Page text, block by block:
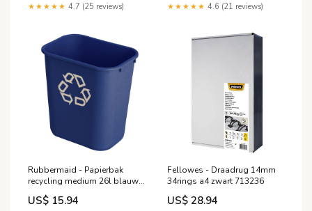
★★★★★ 4.7 (25 reviews) ★★★★★ 4.6 (21 reviews)
Rubbermaid - Papierbak
recycling medium 26l blauw
511118
US$ 15.94
Fellowes - Draadrug 14mm
34rings a4 zwart 713236
US$ 28.94